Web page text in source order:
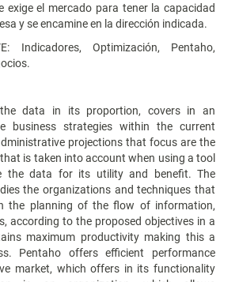
exige el mercado para tener la capacidad
y se encamine en la dirección indicada.
Indicadores, Optimización, Pentaho,
data in its proportion, covers in an
business strategies within the current
projections that focus are the
is taken into account when using a tool
the data for its utility and benefit. The
the organizations and techniques that
the planning of the flow of information,
according to the proposed objectives in a
maximum productivity making this a
Pentaho offers efficient performance
market, which offers in its functionality